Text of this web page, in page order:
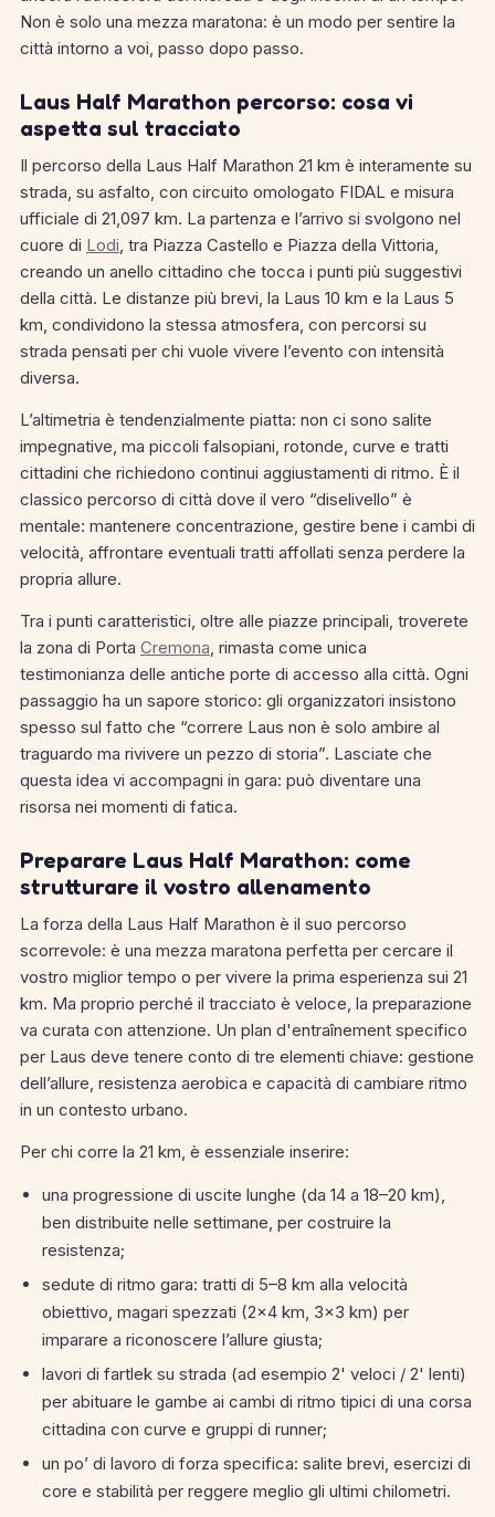
Non è solo una mezza maratona: è un modo per sentire la
città intorno a voi, passo dopo passo.
Laus Half Marathon percorso: cosa vi
aspetta sul tracciato
Il percorso della Laus Half Marathon 21 km è interamente su
strada, su asfalto, con circuito omologato FIDAL e misura
ufficiale di 21,097 km. La partenza e l’arrivo si svolgono nel
cuore di Lodi, tra Piazza Castello e Piazza della Vittoria,
creando un anello cittadino che tocca i punti più suggestivi
della città. Le distanze più brevi, la Laus 10 km e la Laus 5
km, condividono la stessa atmosfera, con percorsi su
strada pensati per chi vuole vivere l’evento con intensità
diversa.
L’altimetria è tendenzialmente piatta: non ci sono salite
impegnative, ma piccoli falsopiani, rotonde, curve e tratti
cittadini che richiedono continui aggiustamenti di ritmo. È il
classico percorso di città dove il vero “diselivello” è
mentale: mantenere concentrazione, gestire bene i cambi di
velocità, affrontare eventuali tratti affollati senza perdere la
propria allure.
Tra i punti caratteristici, oltre alle piazze principali, troverete
la zona di Porta Cremona, rimasta come unica
testimonianza delle antiche porte di accesso alla città. Ogni
passaggio ha un sapore storico: gli organizzatori insistono
spesso sul fatto che “correre Laus non è solo ambire al
traguardo ma rivivere un pezzo di storia”. Lasciate che
questa idea vi accompagni in gara: può diventare una
risorsa nei momenti di fatica.
Preparare Laus Half Marathon: come
strutturare il vostro allenamento
La forza della Laus Half Marathon è il suo percorso
scorrevole: è una mezza maratona perfetta per cercare il
vostro miglior tempo o per vivere la prima esperienza sui 21
km. Ma proprio perché il tracciato è veloce, la preparazione
va curata con attenzione. Un plan d'entraînement specifico
per Laus deve tenere conto di tre elementi chiave: gestione
dell’allure, resistenza aerobica e capacità di cambiare ritmo
in un contesto urbano.
Per chi corre la 21 km, è essenziale inserire:
una progressione di uscite lunghe (da 14 a 18–20 km),
ben distribuite nelle settimane, per costruire la
resistenza;
sedute di ritmo gara: tratti di 5–8 km alla velocità
obiettivo, magari spezzati (2×4 km, 3×3 km) per
imparare a riconoscere l’allure giusta;
lavori di fartlek su strada (ad esempio 2' veloci / 2' lenti)
per abituare le gambe ai cambi di ritmo tipici di una corsa
cittadina con curve e gruppi di runner;
un po’ di lavoro di forza specifica: salite brevi, esercizi di
core e stabilità per reggere meglio gli ultimi chilometri.